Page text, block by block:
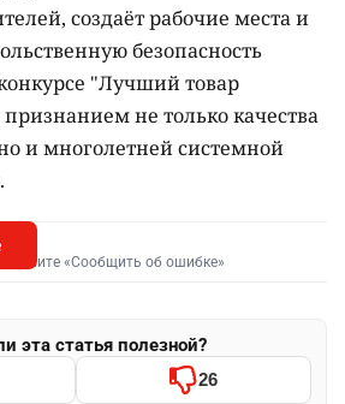
создаёт рабочие места и
безопасность
"Лучший товар
признанием не только качества
и многолетней системной
нажмите «Сообщить об ошибке»
эта статья полезной?
26